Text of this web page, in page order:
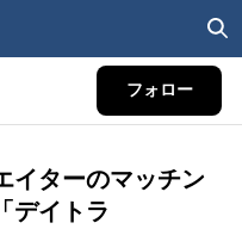
フォロー
イターのマッチン
デイトラ